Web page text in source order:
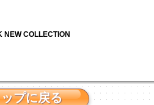
NEW COLLECTION
プに戻る